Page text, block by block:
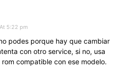
5:22 pm
podes porque hay que cambiar
con otro service, si no, usa
compatible con ese modelo.